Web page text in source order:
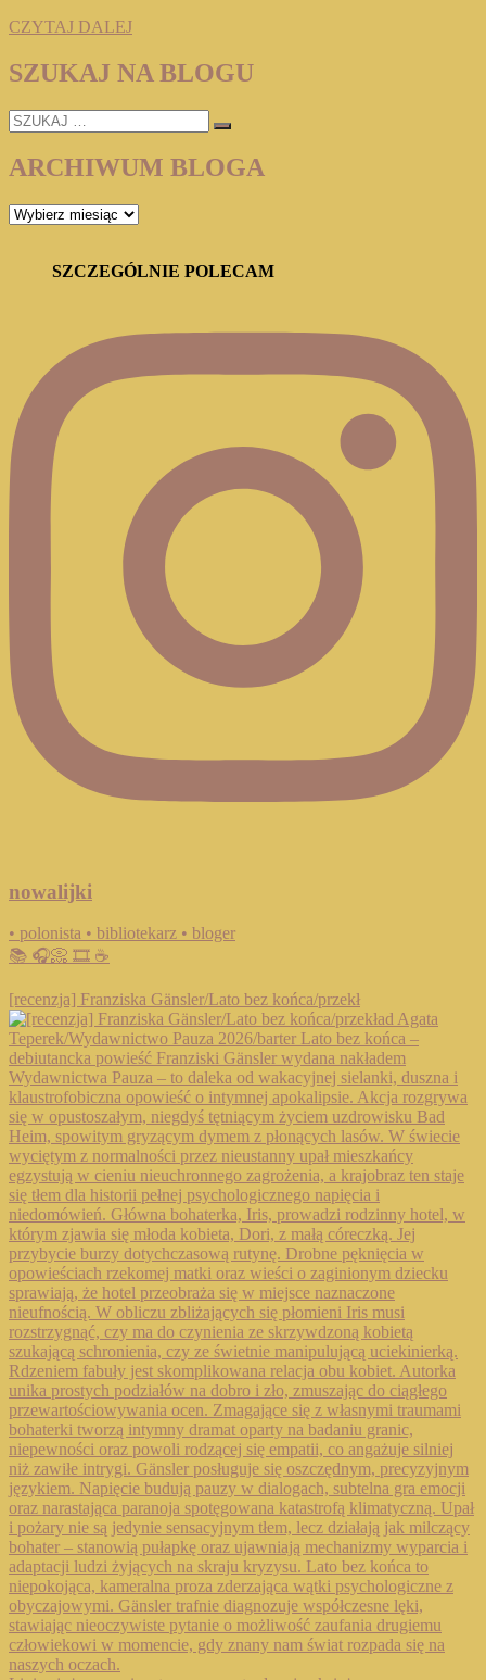
CZYTAJ DALEJJORN
HORST
„ZŁA
SZUKAJ NA BLOGU
SZUKAJ
…
ARCHIWUM BLOGA
ARCHIWUM
SZCZEGÓLNIE POLECAM
nowalijki
• polonista • bibliotekarz • bloger
📚 🎧📀 🎞️ ☕️
[recenzja] Franziska Gänsler/Lato bez końca/przekł